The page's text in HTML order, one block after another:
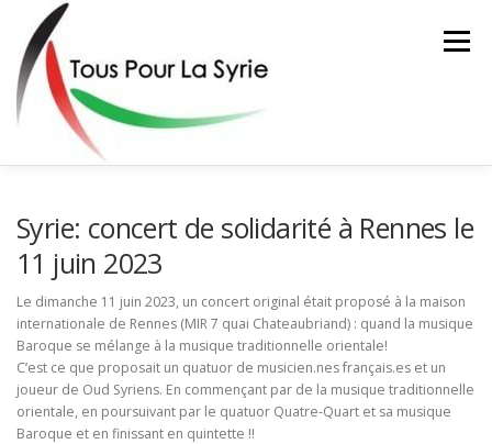
contenu
Menu
Syrie: concert de solidarité à Rennes le
11 juin 2023
Le dimanche 11 juin 2023, un concert original était proposé à la maison
internationale de Rennes (MIR 7 quai Chateaubriand) : quand la musique
Baroque se mélange à la musique traditionnelle orientale!
C’est ce que proposait un quatuor de musicien.nes français.es et un
joueur de Oud Syriens. En commençant par de la musique traditionnelle
orientale, en poursuivant par le quatuor Quatre-Quart et sa musique
Baroque et en finissant en quintette !!